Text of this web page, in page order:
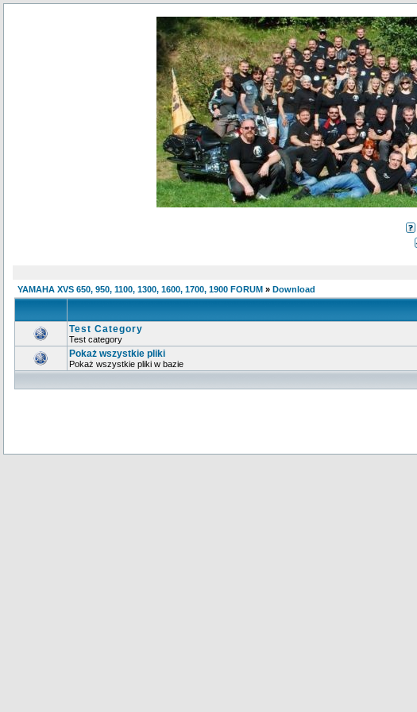
YAMAHA XVS 650, 950, 1100, 1300, 1600, 1700, 1900 FORUM » Download
Test Category
Test category
Pokaż wszystkie pliki
Pokaż wszystkie pliki w bazie